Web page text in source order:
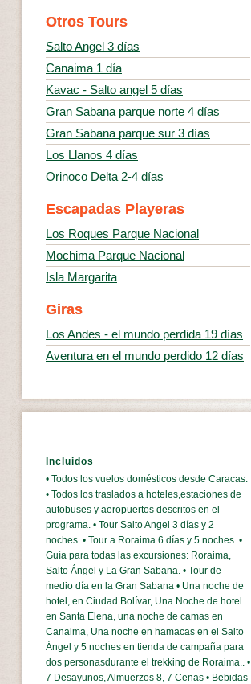
Otros Tours
Salto Angel 3 días
Canaima 1 día
Kavac - Salto angel 5 días
Gran Sabana parque norte 4 días
Gran Sabana parque sur 3 días
Los Llanos 4 días
Orinoco Delta 2-4 días
Escapadas Playeras
Los Roques Parque Nacional
Mochima Parque Nacional
Isla Margarita
Giras
Los Andes - el mundo perdida 19 días
Aventura en el mundo perdido 12 días
Incluidos
• Todos los vuelos domésticos desde Caracas.
• Todos los traslados a hoteles,estaciones de
autobuses y aeropuertos descritos en el
programa. • Tour Salto Angel 3 días y 2
noches. • Tour a Roraima 6 días y 5 noches. •
Guía para todas las excursiones: Roraima,
Salto Ángel y La Gran Sabana. • Tour de
medio día en la Gran Sabana • Una noche de
hotel, en Ciudad Bolívar, Una Noche de hotel
en Santa Elena, una noche de camas en
Canaima, Una noche en hamacas en el Salto
Ángel y 5 noches en tienda de campaña para
dos personasdurante el trekking de Roraima.. •
7 Desayunos, Almuerzos 8, 7 Cenas • Bebidas